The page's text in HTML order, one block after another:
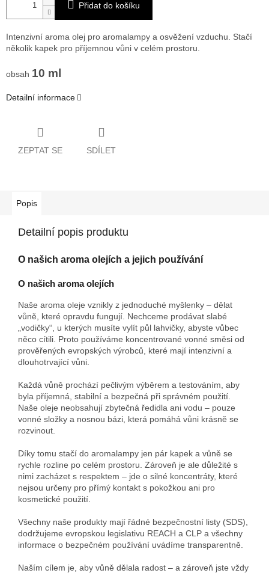
Přidat do košíku
Intenzivní aroma olej pro aromalampy a osvěžení vzduchu. Stačí
několik kapek pro příjemnou vůni v celém prostoru.
obsah 10 ml
Detailní informace
ZEPTAT SE SDÍLET
Popis
Detailní popis produktu
O našich aroma olejích a jejich používání
O našich aroma olejích
Naše aroma oleje vznikly z jednoduché myšlenky – dělat
vůně, které opravdu fungují. Nechceme prodávat slabé
„vodičky“, u kterých musíte vylít půl lahvičky, abyste vůbec
něco cítili. Proto používáme koncentrované vonné směsi od
prověřených evropských výrobců, které mají intenzivní a
dlouhotrvající vůni.
Každá vůně prochází pečlivým výběrem a testováním, aby
byla příjemná, stabilní a bezpečná při správném použití.
Naše oleje neobsahují zbytečná ředidla ani vodu – pouze
vonné složky a nosnou bázi, která pomáhá vůni krásně se
rozvinout.
Díky tomu stačí do aromalampy jen pár kapek a vůně se
rychle rozline po celém prostoru. Zároveň je ale důležité s
nimi zacházet s respektem – jde o silné koncentráty, které
nejsou určeny pro přímý kontakt s pokožkou ani pro
kosmetické použití.
Všechny naše produkty mají řádné bezpečnostní listy (SDS),
dodržujeme evropskou legislativu REACH a CLP a všechny
informace o bezpečném používání uvádíme transparentně.
Naším cílem je, aby vůně dělala radost – a zároveň jste vždy